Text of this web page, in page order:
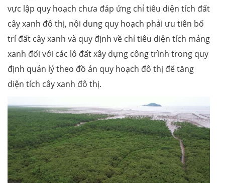
vực lập quy hoạch chưa đáp ứng chỉ tiêu diện tích đất
cây xanh đô thị, nội dung quy hoạch phải ưu tiên bố
trí đất cây xanh và quy định về chỉ tiêu diện tích mảng
xanh đối với các lô đất xây dựng công trình trong quy
định quản lý theo đồ án quy hoạch đô thị để tăng
diện tích cây xanh đô thị.